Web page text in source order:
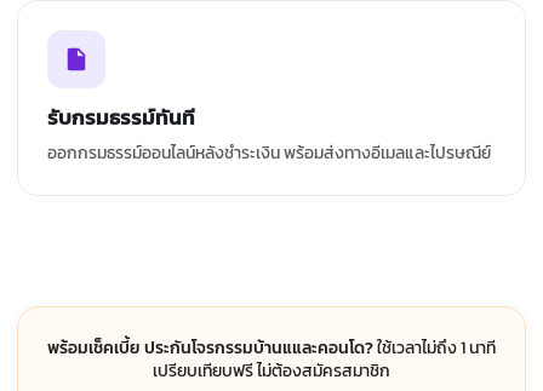
รับกรมธรรม์ทันที
ออกกรมธรรม์ออนไลน์หลังชำระเงิน พร้อมส่งทางอีเมลและไปรษณีย์
พร้อมเช็คเบี้ย ประกันโจรกรรมบ้านแและคอนโด?ใช้เวลาไม่ถึง 1 นาที
เปรียบเทียบฟรี ไม่ต้องสมัครสมาชิก